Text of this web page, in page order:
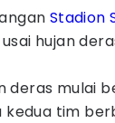
Stadion
hujan
deras mulai
tim